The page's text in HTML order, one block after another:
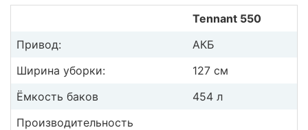
Tennant 550
Привод:
АКБ
Ширина уборки:
127 см
Ёмкость баков
454 л
Производительность